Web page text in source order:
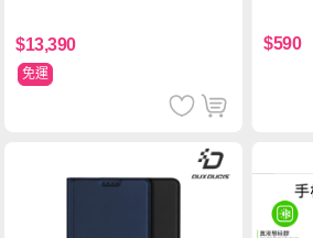
$13,390
免運
保護貼
$590